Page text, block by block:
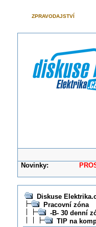
ZPRAVODAJSTVÍ
Novinky: PROSÍME
Diskuse
Pracovní zóna
-B- 30 denní
TIP na